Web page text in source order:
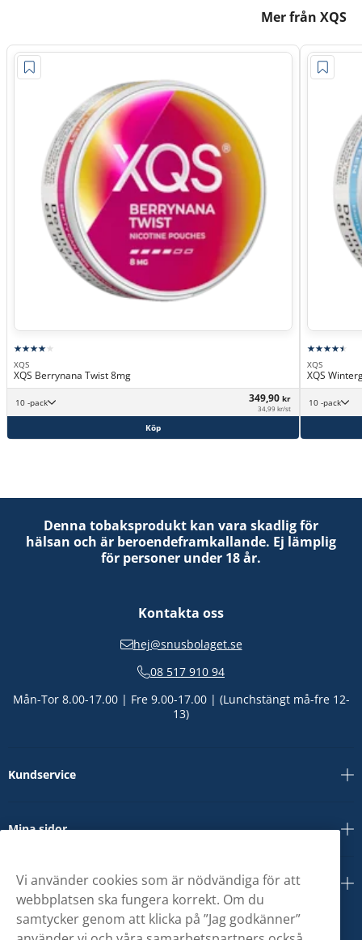
Mer från XQS
XQS
XQS Berrynana Twist 8mg
10 -pack 349,90 kr
34,99 kr/st
Köp
XQS
XQS
10 -pack
Denna tobaksprodukt kan vara skadlig för
hälsan och är beroendeframkallande. Ej lämplig
för personer under 18 år.
Kontakta oss
hej@snusbolaget.se
08 517 910 94
Mån-Tor 8.00-17.00 | Fre 9.00-17.00 | (Lunchstängt må-fre 12-
13)
Kundservice
Mina sidor
Om oss
Vi använder cookies som är nödvändiga för att
webbplatsen ska fungera korrekt. Om du
samtycker genom att klicka på ”Jag godkänner”